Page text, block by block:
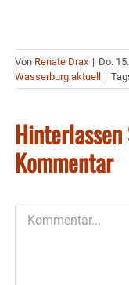
Von Renate Drax | Do.
Wasserburg aktuell |
Kommentar